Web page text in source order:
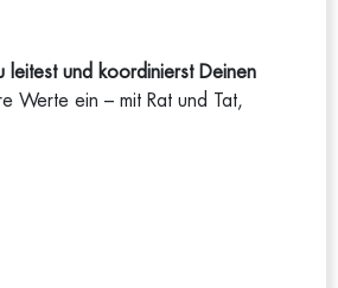
leitest und koordinierst Deinen
Werte ein – mit Rat und Tat,